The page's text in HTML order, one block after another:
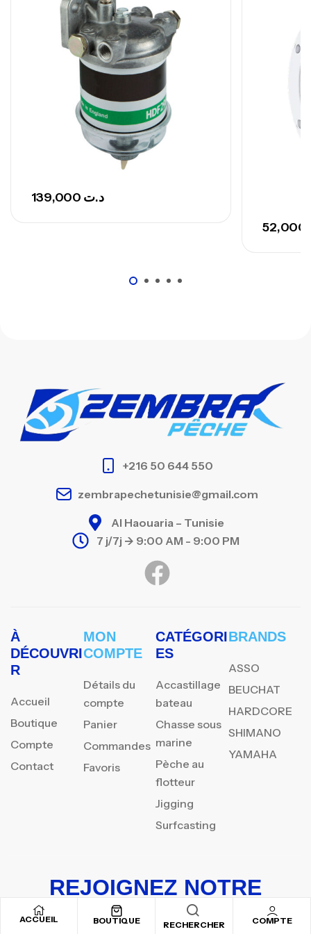
Cannes,Surfcasting
د.ت748,000
د.ت673,000
د.ت
ACCUEIL BOUTIQUE RECHERCHER COMPTE
+216 50 644 550
zembrapechetunisie@gmail.com
Al Haouaria – Tunisie
7 j/7j -> 9:00 AM - 9:00 PM
À
DÉCOUVRI
R
Accueil
Boutique
Compte
Contact
MON
COMPTE
Détails du
compte
Panier
Commandes
Favoris
CATÉGORI
ES
Accastillage
bateau
Chasse sous
marine
Pèche au
flotteur
Jigging
Surfcasting
BRANDS
ASSO
BEUCHAT
HARDCORE
SHIMANO
YAMAHA
REJOIGNEZ NOTRE
NEWSLETTER